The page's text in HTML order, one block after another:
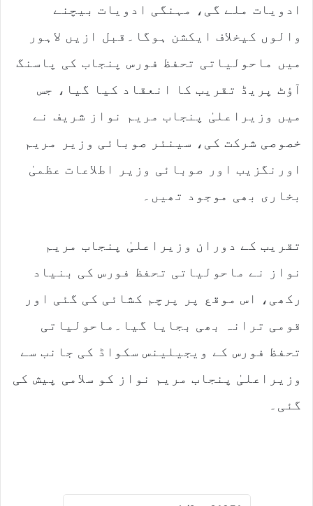
ادویات ملے گی، مہنگی ادویات بیچنے
والوں کیخلاف ایکشن ہوگا۔قبل ازیں لاہور
میں ماحولیاتی تحفظ فورس پنجاب کی پاسنگ
آؤٹ پریڈ تقریب کا انعقاد کیا گیا، جس
میں وزیراعلیٰ پنجاب مریم نواز شریف نے
خصوصی شرکت کی، سینئر صوبائی وزیر مریم
اورنگزیب اور صوبائی وزیر اطلاعات عظمیٰ
بخاری بھی موجود تھیں۔
تقریب کے دوران وزیراعلیٰ پنجاب مریم
نواز نے ماحولیاتی تحفظ فورس کی بنیاد
رکھی، اس موقع پر پرچم کشائی کی گئی اور
قومی ترانہ بھی بجایا گیا۔ماحولیاتی
تحفظ فورس کے ویجیلینس سکواڈ کی جانب سے
وزیراعلیٰ پنجاب مریم نواز کو سلامی پیش کی
گئی۔